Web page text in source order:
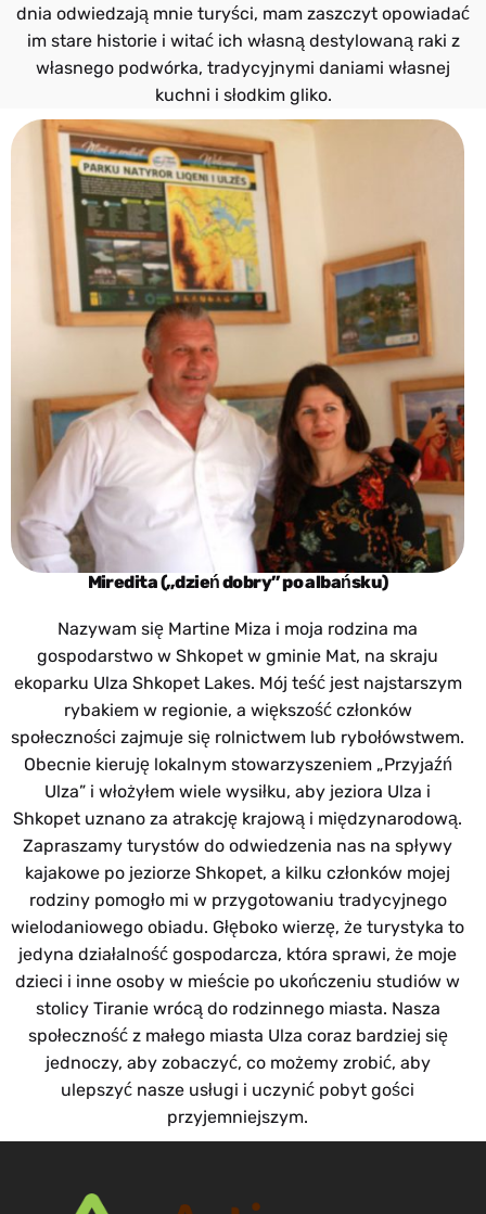
dnia odwiedzają mnie turyści, mam zaszczyt opowiadać
im stare historie i witać ich własną destylowaną raki z
własnego podwórka, tradycyjnymi daniami własnej
kuchni i słodkim gliko.
Miredita („dzień dobry” po albańsku)
Nazywam się Martine Miza i moja rodzina ma
gospodarstwo w Shkopet w gminie Mat, na skraju
ekoparku Ulza Shkopet Lakes. Mój teść jest najstarszym
rybakiem w regionie, a większość członków
społeczności zajmuje się rolnictwem lub rybołówstwem.
Obecnie kieruję lokalnym stowarzyszeniem „Przyjaźń
Ulza” i włożyłem wiele wysiłku, aby jeziora Ulza i
Shkopet uznano za atrakcję krajową i międzynarodową.
Zapraszamy turystów do odwiedzenia nas na spływy
kajakowe po jeziorze Shkopet, a kilku członków mojej
rodziny pomogło mi w przygotowaniu tradycyjnego
wielodaniowego obiadu. Głęboko wierzę, że turystyka to
jedyna działalność gospodarcza, która sprawi, że moje
dzieci i inne osoby w mieście po ukończeniu studiów w
stolicy Tiranie wrócą do rodzinnego miasta. Nasza
społeczność z małego miasta Ulza coraz bardziej się
jednoczy, aby zobaczyć, co możemy zrobić, aby
ulepszyć nasze usługi i uczynić pobyt gości
przyjemniejszym.